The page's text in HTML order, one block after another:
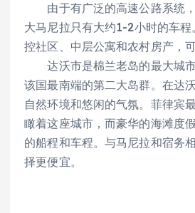
由于有广泛的高速公路系统，
大马尼拉只有大约1-2小时的车程
控社区、中层公寓和农村房产，
达沃市是棉兰老岛的最大城市
该国最南端的第二大岛群。在达
自然环境和悠闲的气氛。菲律宾
瞰着这座城市，而豪华的海滩度
的船程和车程。与马尼拉和宿务
择更便宜。